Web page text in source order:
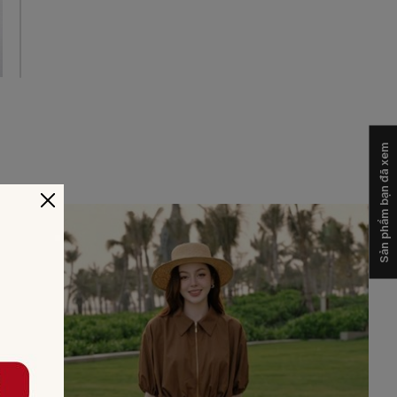
Sản phẩm bạn đã xem